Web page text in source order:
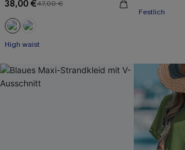
38,00 €47,00 €
High waist
Festlich